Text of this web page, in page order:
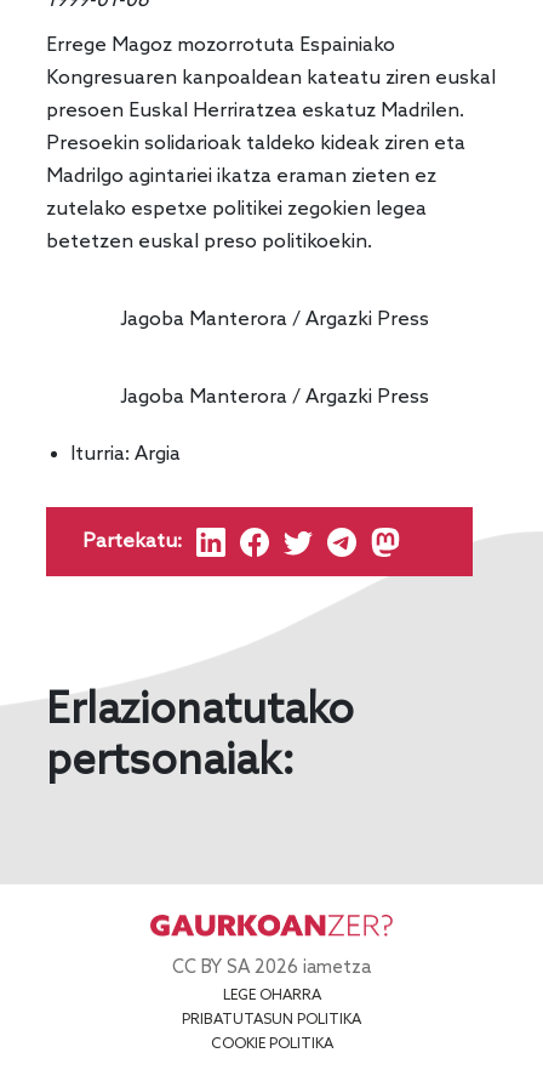
Errege Magoz mozorrotuta Espainiako
Kongresuaren kanpoaldean kateatu ziren euskal
presoen Euskal Herriratzea eskatuz Madrilen.
Presoekin solidarioak taldeko kideak ziren eta
Madrilgo agintariei ikatza eraman zieten ez
zutelako espetxe politikei zegokien legea
betetzen euskal preso politikoekin.
Jagoba Manterora / Argazki Press
Jagoba Manterora / Argazki Press
Iturria: Argia
Partekatu:
Erlazionatutako
pertsonaiak:
CC BY SA 2026 iametza
LEGE OHARRA
PRIBATUTASUN POLITIKA
COOKIE POLITIKA